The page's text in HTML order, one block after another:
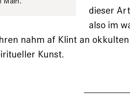
dieser
also im
nahm af Klint an
Kunst.